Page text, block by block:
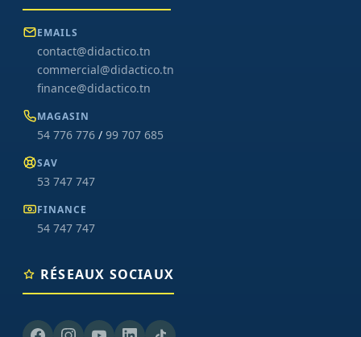
EMAILS
contact@didactico.tn
commercial@didactico.tn
finance@didactico.tn
MAGASIN
54 776 776 / 99 707 685
SAV
53 747 747
FINANCE
54 747 747
RÉSEAUX SOCIAUX